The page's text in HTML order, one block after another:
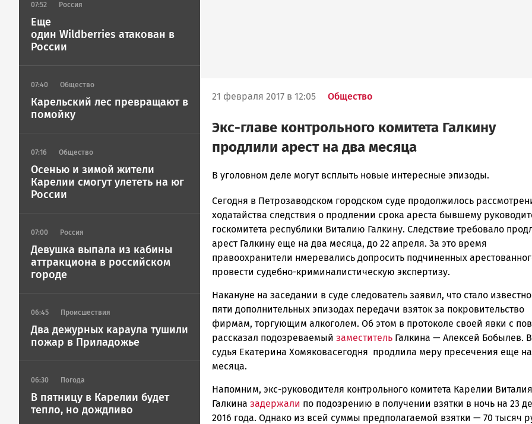
07:52 Россия
Еще
один Wildberries атакован в
России
07:40 Общество
Карельский лес превращают в
помойку
07:16 Общество
Осенью и зимой жители
Карелии смогут улететь на юг
России
07:00 Россия
Девушка выпала из кабины
аттракциона в российском
городе
06:45 Происшествия
Два дежурных караула тушили
пожар в Приладожье
06:30 Погода
В пятницу в Карелии будет
тепло, но дождливо
21 февраля 2017 в 12:05 Общество
Экс-главе контрольного комитета Галкину
продлили арест на два месяца
Ольга
Новости
Петрозаводска
и
Карелии
|
Петрозаводск
ГОВОРИТ
В уголовном деле могут всплыть новые интересные эпизоды.
Сегодня в Петрозаводском городском суде продолжилось
ходатайства следствия о продлении срока ареста бывшему
госкомитета республики Виталию Галкину. Следствие требовало
арест Галкину еще на два месяца, до 22 апреля. За это время
правоохранители нмеревались допросить подчиненных
провести судебно-криминалистическую экспертизу.
Накануне на заседании в суде следователь заявил, что стало
пяти дополнительных эпизодах передачи взяток за покровительство
фирмам, торгующим алкоголем. Об этом в протоколе своей явки с
рассказал подозреваемый заместитель Галкина — Алексей Бобылев.
судья Екатерина Хомяковасегодня продлила меру пресечения еще
месяца.
Напомним, экс-руководителя контрольного комитета Карелии Виталия
Галкина задержали по подозрению в получении взятки в ночь на 23
2016 года. Однако из всей суммы предполагаемой взятки — 70 тысяч